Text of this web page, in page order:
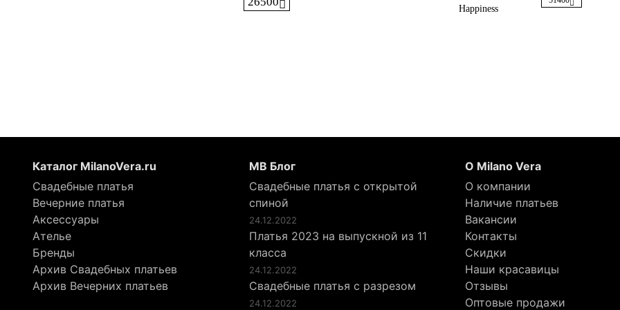
Happiness
Каталог MilanoVera.ru
Свадебные платья
Вечерние платья
Аксессуары
Ателье
Бренды
Архив Свадебных платьев
Архив Вечерних платьев
МВ Блог
Свадебные платья с открытой
спиной
24.12.2022
Платья 2023 на выпускной из 11
класса
24.12.2022
Свадебные платья с разрезом
24.12.2022
О Milano Vera
О компании
Наличие платьев
Вакансии
Контакты
Скидки
Наши красавицы
Отзывы
Оптовые продажи